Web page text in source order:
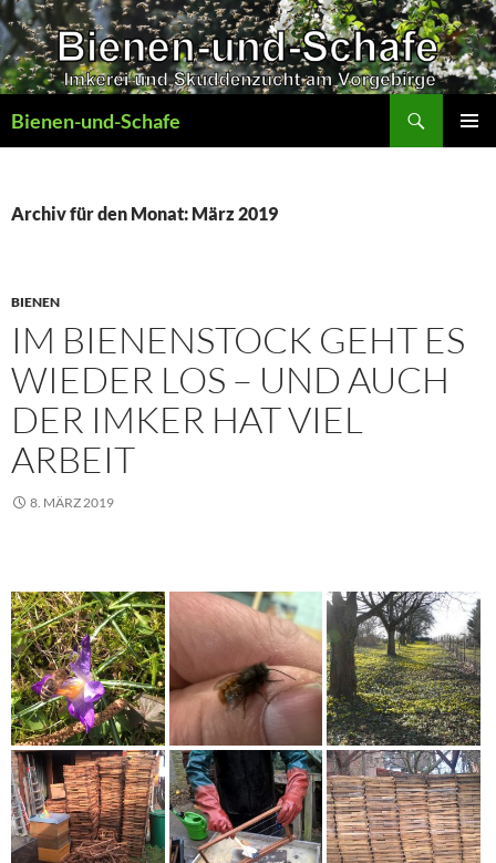
Zum
Inhalt
springen
Bienen-und-Schafe
Archiv für den Monat: März 2019
BIENEN
IM BIENENSTOCK GEHT ES
WIEDER LOS – UND AUCH
DER IMKER HAT VIEL
ARBEIT
8. MÄRZ 2019